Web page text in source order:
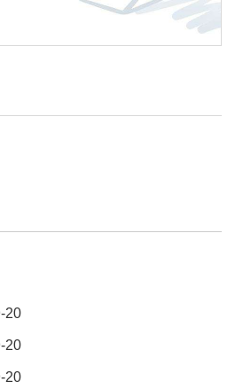
blade pin弹片微针模组在fpc连接器测
测试环境下也能保持性能稳定，表现
其设计可满足汽车制造商与电视显示器
需求，并且满足设计人员对小螺距、
20
20
20